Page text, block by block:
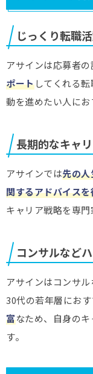
じっくり転職
アサインは応募者の
ポートしてくれる
動を進めたい人にお
長期的なキャ
アサインでは先の人
関するアドバイス
キャリア戦略を専門
コンサルなど
アサインはコンサ
30代の若年層におす
富なため、自身の
す。